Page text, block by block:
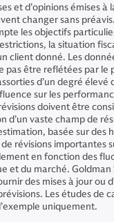
et d’opinions émises à
changer sans
les objectifs
la situation
client donné. Les
pas être reflétées par le
d’un degré élevé
sur les
doivent être
d’un vaste champ de
basée sur des
révisions importantes
en fonction des
et du marché. Goldman
des mises à jour ou
Les études de
uniquement.